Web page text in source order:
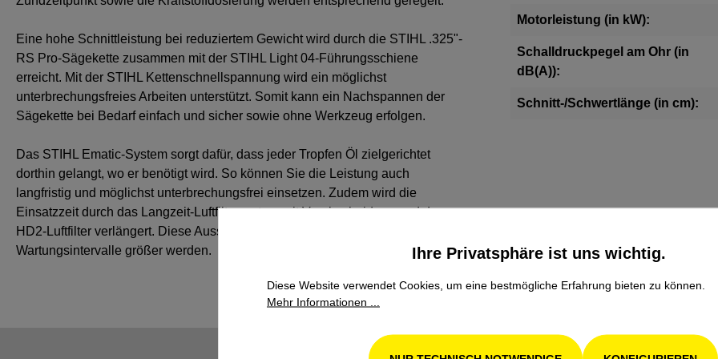
Eine hohe Schnittleistung bei reduziertem Gewicht wird durch die STIHL .325"-
RS Pro-Sägekette zusammen mit der STIHL Light 04-Führungsschiene
erreicht. Mit der STIHL Kettenschnellspannung wird ein möglichst
unterbrechungsfreies Arbeiten unterstützt. Somit kann ein Nachspannen der
Sägekette bei Bedarf einfach und sicher sowie ohne Werkzeug erfolgen.
Das STIHL Ematic-System sorgt dafür, dass jeder Tropfen Öl zielgerichtet
dorthin gelangt, wo er benötigt wird. So können Sie die Leistung auch
langfristig und möglichst unterbrechungsfrei einsetzen. Zudem wird die
Einsatzzeit durch das Langzeit-Luftfiltersystem mit Vorabscheidung und dem
HD2-Luftfilter verlängert. Diese Ausstattung sorgt dafür, dass die
Wartungsintervalle größer werden.
Motorleistung (in kW):
Schalldruckpegel am Ohr (in
dB(A)):
Schnitt-/Schwertlänge (in cm):
Ihre Privatsphäre ist uns wichtig.
Diese Website verwendet Cookies, um eine bestmögliche Erfahrung bieten zu können.
Mehr Informationen ...